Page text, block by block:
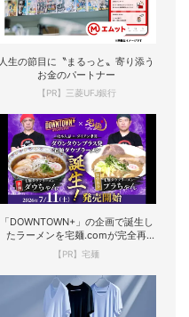
人生の節目に〝まるっと〟寄り添う
お金のパートナー
【PR】三菱UFJ銀行
「DOWNTOWN+」の企画で誕生し
たラーメンを宅麺.comが完全再
現！
【PR】宅麺